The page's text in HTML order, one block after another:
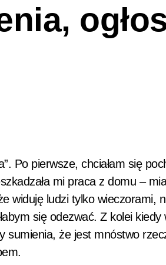
Po pierwsze, chciałam się
mi praca z domu –
widuję ludzi tylko wieczorami,
się odezwać. Z kolei kiedy
sumienia, że jest mnóstwo